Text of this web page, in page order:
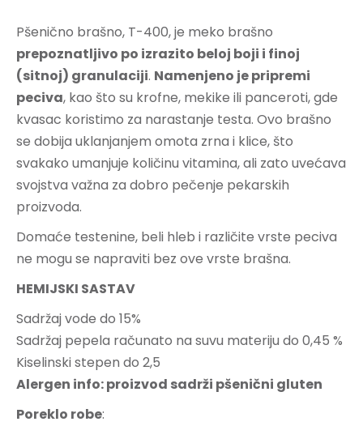
Pšenično brašno, T-400, je meko brašno
prepoznatljivo po izrazito beloj boji i finoj
(sitnoj) granulaciji. Namenjeno je pripremi
peciva, kao što su krofne, mekike ili panceroti, gde
kvasac koristimo za narastanje testa. Ovo brašno
se dobija uklanjanjem omota zrna i klice, što
svakako umanjuje količinu vitamina, ali zato uvećava
svojstva važna za dobro pečenje pekarskih
proizvoda.
Domaće testenine, beli hleb i različite vrste peciva
ne mogu se napraviti bez ove vrste brašna.
HEMIJSKI SASTAV
Sadržaj vode do 15%
Sadržaj pepela računato na suvu materiju do 0,45 %
Kiselinski stepen do 2,5
Alergen info: proizvod sadrži pšenični gluten
Poreklo robe: